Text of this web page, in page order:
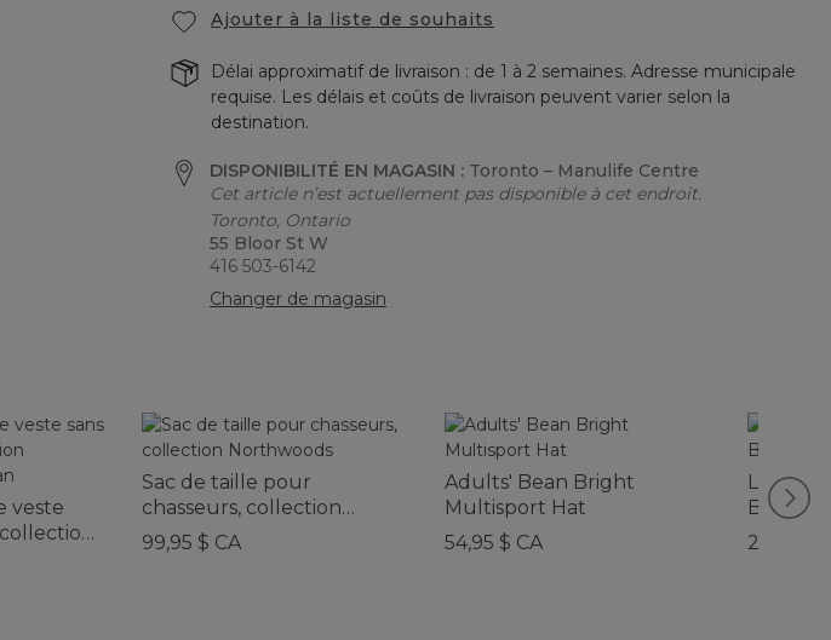
Ajouter à la liste de souhaits
Délai approximatif de livraison : de 1 à 2 semaines. Adresse municipale
requise. Les délais et coûts de livraison peuvent varier selon la
destination.
DISPONIBILITÉ EN MAGASIN : Toronto – Manulife Centre
Cet article n’est actuellement pas disponible à cet endroit.
Toronto, Ontario
55 Bloor St W
416 503-6142
Changer de magasin
veste
Sac de taille pour
chasseurs, collection
Northwoods
99,95 $ CA
Adults' Bean Bright
Multisport Hat
54,95 $ CA
245 $ CA